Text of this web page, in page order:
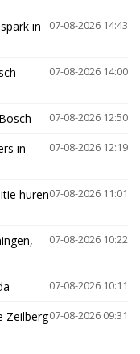
07-08-2026 14:43
in
07-08-2026 14:00
07-08-2026 12:50
07-08-2026 12:19
in
07-08-2026 11:01
huren
07-08-2026 10:22
07-08-2026 10:11
07-08-2026 09:31
Zeilberg